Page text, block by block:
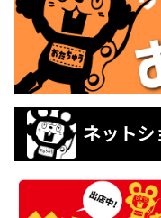
ネットシ